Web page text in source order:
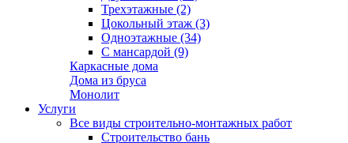
Трехэтажные (2)
Цокольный этаж (3)
Одноэтажные (34)
С мансардой (9)
Каркасные дома
Дома из бруса
Монолит
Услуги
Все виды строительно-монтажных работ
Строительство бань